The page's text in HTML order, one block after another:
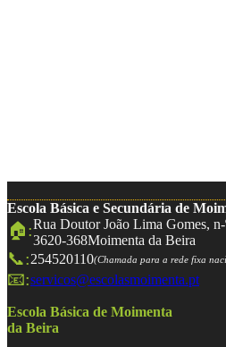
Escola Básica e Secundária de
🏠:Rua Doutor João Lima Gomes, n-
3620-368Moimenta da Beira
📞:254520110(Chamada para a rede fixa
📧:servicos@escolasmoimenta.pt
Escola Básica de Moimenta
da Beira